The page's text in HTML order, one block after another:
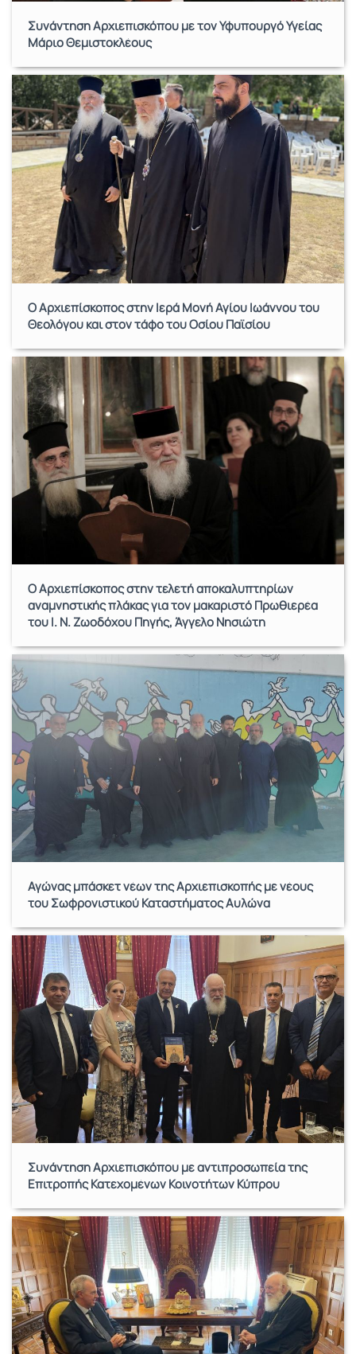
Συνάντηση Αρχιεπισκόπου με τον Υφυπουργό Υγείας
Μάριο Θεμιστοκλέους
Ο Αρχιεπίσκοπος στην Ιερά Μονή Αγίου Ιωάννου του
Θεολόγου και στον τάφο του Οσίου Παϊσίου
Ο Αρχιεπίσκοπος στην τελετή αποκαλυπτηρίων
αναμνηστικής πλάκας για τον μακαριστό Πρωθιερέα
του Ι. Ν. Ζωοδόχου Πηγής, Άγγελο Νησιώτη
Αγώνας μπάσκετ νέων της Αρχιεπισκοπής με νέους
του Σωφρονιστικού Καταστήματος Αυλώνα
Συνάντηση Αρχιεπισκόπου με αντιπροσωπεία της
Επιτροπής Κατεχομένων Κοινοτήτων Κύπρου